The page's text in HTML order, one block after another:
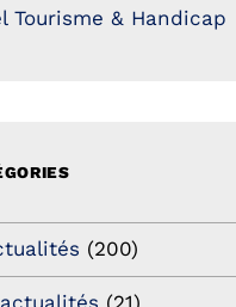
Tourisme & Handicap
(200)